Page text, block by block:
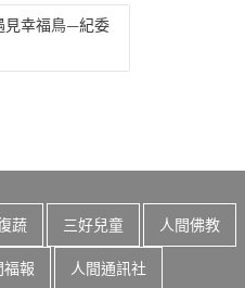
見幸福鳥—紀委
蔬 三好兒童 人間佛教
福報 人間通訊社